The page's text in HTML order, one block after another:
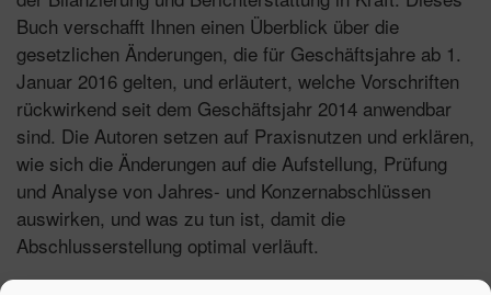
Buch verschafft Ihnen einen Überblick über die
gesetzlichen Änderungen, die für Geschäftsjahre ab 1.
Januar 2016 gelten, und erläutert, welche Vorschriften
rückwirkend seit dem Geschäftsjahr 2014 anwendbar
sind. Die Autoren setzen auf Praxisnutzen und erklären,
wie sich die Änderungen auf die Aufstellung, Prüfung
und Analyse von Jahres- und Konzernabschlüssen
auswirken, und was zu tun ist, damit die
Abschlusserstellung optimal verläuft.